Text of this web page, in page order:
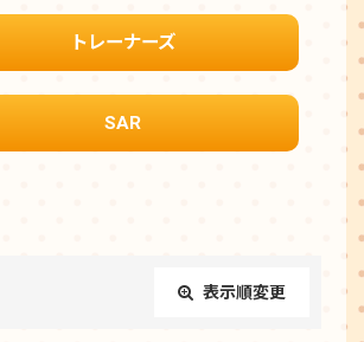
トレーナーズ
SAR
表示順変更